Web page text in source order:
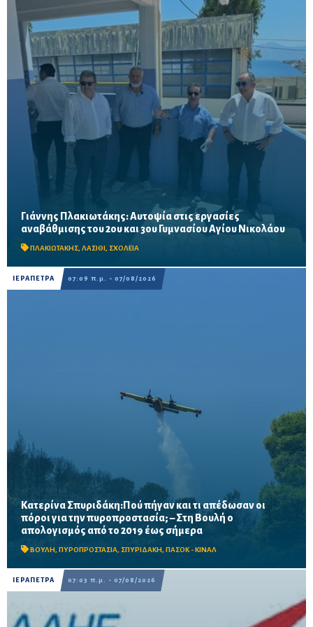
Γιάννης Πλακιωτάκης: Αυτοψία στις εργασίες
αναβάθμισης του 2ου και 3ου Γυμνασίου Αγίου Νικολάου
ΠΛΑΚΙΩΤΑΚΗΣ, ΛΑΣΙΘΙ , ΣΧΟΛΕΙΑ
Οι παρεμβάσεις του προγράμματος «Μαριέττα Γιαννάκου»
αναμένεται να ολοκληρωθούν πριν από τη νέα σχολική χρονιά –
Προβλέπονται ανακαινίσεις αιθουσών, αύλειων και...
ΙΕΡΑΠΕΤΡΑ 07:09 π.μ. - 07/08/2026
Κατερίνα Σπυριδάκη:Πού πήγαν και τι απέδωσαν οι
πόροι για την πυροπροστασία; – Στη Βουλή ο
απολογισμός από το 2019 έως σήμερα
ΒΟΥΛΗ, ΠΥΡΟΠΡΟΣΤΑΣΙΑ, ΣΠΥΡΙΔΑΚΗ, ΠΑΣΟΚ - ΚΙΝΑΛ
Το ΠΑΣΟΚ ζητά πλήρη απολογισμό των χρηματοδοτήσεων από
το 2019, στοιχεία για τα προγράμματα «ΑΙΓΙΣ» και AntiNero,
καθώς και απαντήσεις για προσωπικό, οχήματα, ε...
ΙΕΡΑΠΕΤΡΑ 07:03 π.μ. - 07/08/2026